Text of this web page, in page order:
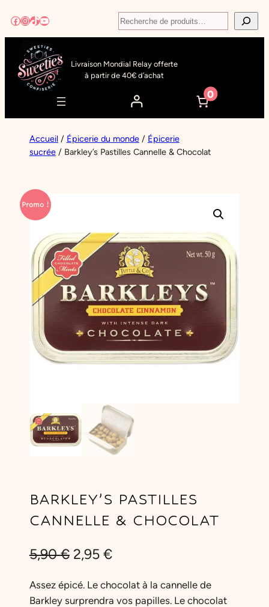
au
contenu
Facebook
Instagram
TikTok
YouTube Recherche
Livraison Mondial Relay offerte
à partir de 40€ d’achat
0
Accueil/ Épicerie du monde/ Épicerie
sucrée/ Barkley’s Pastilles Cannelle & Chocolat
Promo !
BARKLEY’S PASTILLES
CANNELLE & CHOCOLAT
5,90€ L
p
2,95 €L
p
Assez épicé. Le chocolat à la cannelle de
Barkley surprendra vos papilles. Le chocolat